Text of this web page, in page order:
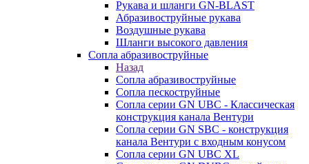
Рукава и шланги GN-BLAST
Абразивоструйные рукава
Воздушные рукава
Шланги высокого давления
Сопла абразивоструйные
Назад
Сопла абразивоструйные
Сопла пескоструйные
Сопла серии GN UBC - Классическая
конструкция канала Вентури
Сопла серии GN SBC - конструкция
канала Вентури c входным конусом
Сопла серии GN UBC XL